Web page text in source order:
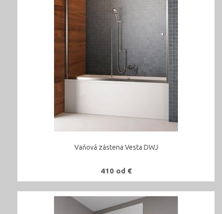
Vaňová zástena Vesta DWJ
410 od €